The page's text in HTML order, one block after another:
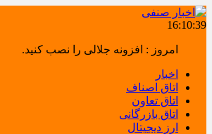
16:10:39
امروز : افزونه جلالی را نصب کنید.
اخبار
اتاق اصناف
اتاق تعاون
اتاق بازرگانی
ارز دیجیتال